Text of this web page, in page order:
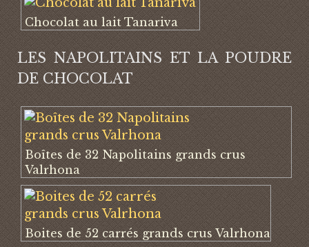
Chocolat au lait Tanariva
LES NAPOLITAINS ET LA POUDRE
DE CHOCOLAT
Boîtes de 32 Napolitains grands crus
Valrhona
Boites de 52 carrés grands crus Valrhona